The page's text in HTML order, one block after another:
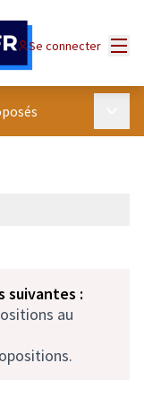
Se connecter
suivantes :
au